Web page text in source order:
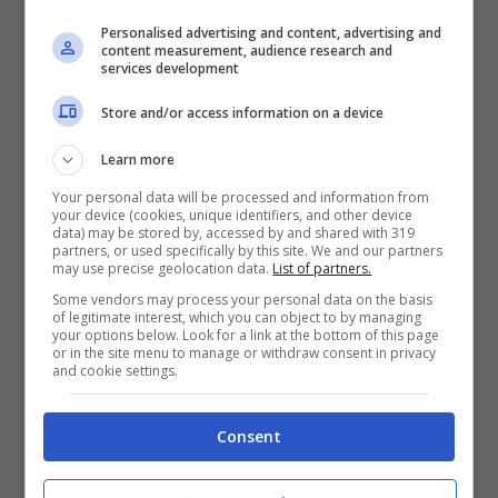
Infatti, come raccontato da Sky Sport
Lukaku è volato in Belgio per proseguire
le cure. Un viaggio deciso in accordo con
lo staff sanitario nerazzurro.
POTREBBE INTERESSARTI ANCHE >>>
Calciomercato Inter: annuncio Galtier su
Personalised advertising and content, advertising and
content measurement, audience research and
services development
Store and/or access information on a device
Learn more
Your personal data will be processed and information from
your device (cookies, unique identifiers, and other device
data) may be stored by, accessed by and shared with 319
partners, or used specifically by this site. We and our partners
may use precise geolocation data. List of partners.
Some vendors may process your personal data on the basis
of legitimate interest, which you can object to by managing
your options below. Look for a link at the bottom of this page
or in the site menu to manage or withdraw consent in privacy
and cookie settings.
Consent